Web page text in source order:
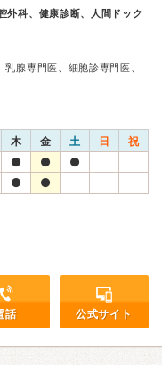
外科、健康診断、人間ドック
腺専門医、細胞診専門医、
木 金 土 日 祝
話 公式サイト